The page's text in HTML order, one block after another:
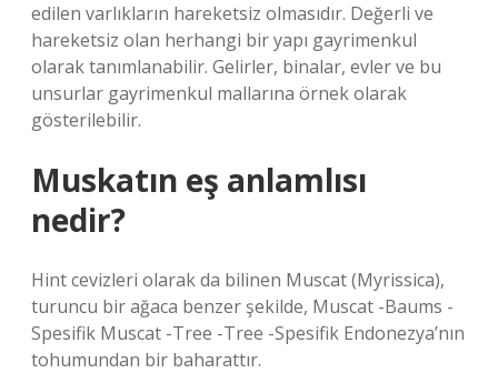
edilen varlıkların hareketsiz olmasıdır. Değerli ve
hareketsiz olan herhangi bir yapı gayrimenkul
olarak tanımlanabilir. Gelirler, binalar, evler ve bu
unsurlar gayrimenkul mallarına örnek olarak
gösterilebilir.
Muskatın eş anlamlısı
nedir?
Hint cevizleri olarak da bilinen Muscat (Myrissica),
turuncu bir ağaca benzer şekilde, Muscat -Baums -
Spesifik Muscat -Tree -Tree -Spesifik Endonezya’nın
tohumundan bir baharattır.